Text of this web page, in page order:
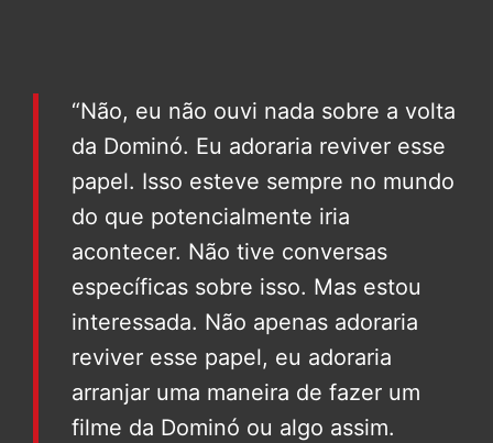
“Não, eu não ouvi nada sobre a volta
da Dominó. Eu adoraria reviver esse
papel. Isso esteve sempre no mundo
do que potencialmente iria
acontecer. Não tive conversas
específicas sobre isso. Mas estou
interessada. Não apenas adoraria
reviver esse papel, eu adoraria
arranjar uma maneira de fazer um
filme da Dominó ou algo assim.